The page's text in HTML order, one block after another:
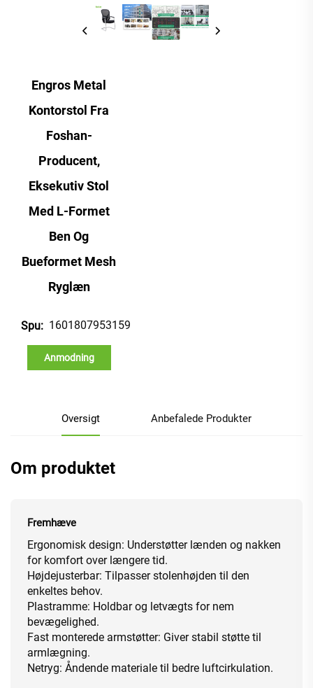
Engros Metal
Kontorstol Fra
Foshan-
Producent,
Eksekutiv Stol
Med L-Formet
Ben Og
Bueformet Mesh
Ryglæn
Spu: 1601807953159
Anmodning
Oversigt Anbefalede Produkter
Om produktet
Fremhæve
Ergonomisk design: Understøtter lænden og nakken
for komfort over længere tid.
Højdejusterbar: Tilpasser stolenhøjden til den
enkeltes behov.
Plastramme: Holdbar og letvægts for nem
bevægelighed.
Fast monterede armstøtter: Giver stabil støtte til
armlægning.
Netryg: Åndende materiale til bedre luftcirkulation.